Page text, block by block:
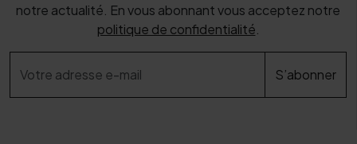
notre actualité. En vous abonnant vous acceptez notre
politique de confidentialité